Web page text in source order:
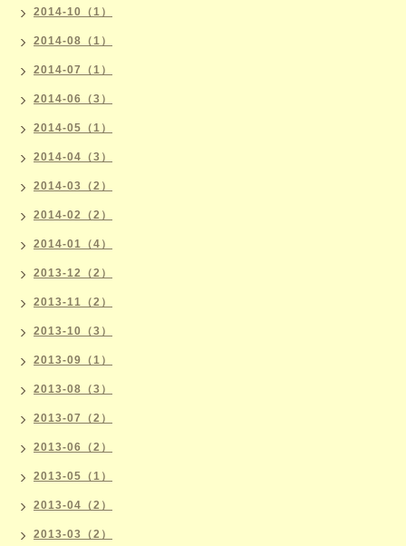
2014-10（1）
2014-08（1）
2014-07（1）
2014-06（3）
2014-05（1）
2014-04（3）
2014-03（2）
2014-02（2）
2014-01（4）
2013-12（2）
2013-11（2）
2013-10（3）
2013-09（1）
2013-08（3）
2013-07（2）
2013-06（2）
2013-05（1）
2013-04（2）
2013-03（2）